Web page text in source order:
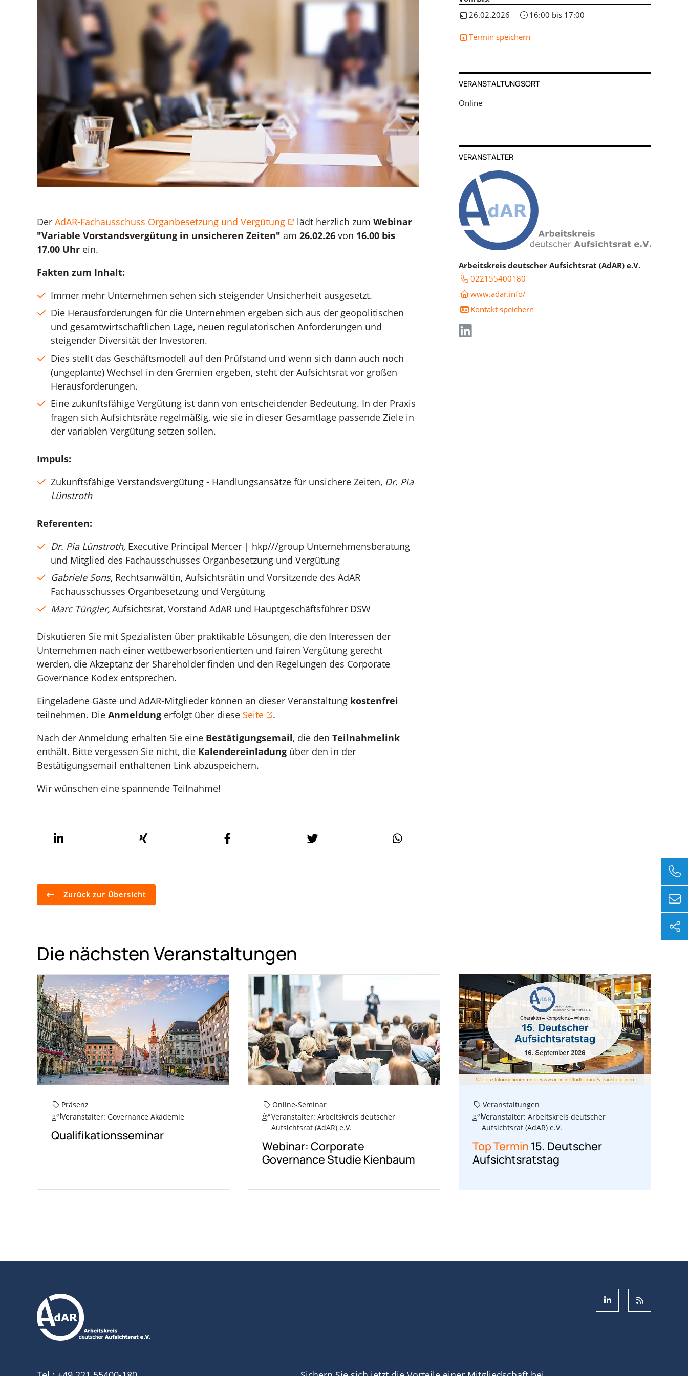
Der AdAR-Fachausschuss Organbesetzung und Vergütung lädt herzlich zum Webinar
"Variable Vorstandsvergütung in unsicheren Zeiten" am 26.02.26 von 16.00 bis
17.00 Uhr ein.
Fakten zum Inhalt:
Immer mehr Unternehmen sehen sich steigender Unsicherheit ausgesetzt.
Die Herausforderungen für die Unternehmen ergeben sich aus der geopolitischen
und gesamtwirtschaftlichen Lage, neuen regulatorischen Anforderungen und
steigender Diversität der Investoren.
Dies stellt das Geschäftsmodell auf den Prüfstand und wenn sich dann auch noch
(ungeplante) Wechsel in den Gremien ergeben, steht der Aufsichtsrat vor großen
Herausforderungen.
Eine zukunftsfähige Vergütung ist dann von entscheidender Bedeutung. In der Praxis
fragen sich Aufsichtsräte regelmäßig, wie sie in dieser Gesamtlage passende Ziele in
der variablen Vergütung setzen sollen.
Impuls:
Zukunftsfähige Verstandsvergütung - Handlungsansätze für unsichere Zeiten, Dr. Pia
Lünstroth
Referenten:
Dr. Pia Lünstroth, Executive Principal Mercer | hkp///group Unternehmensberatung
und Mitglied des Fachausschusses Organbesetzung und Vergütung
Gabriele Sons, Rechtsanwältin, Aufsichtsrätin und Vorsitzende des AdAR
Fachausschusses Organbesetzung und Vergütung
Marc Tüngler, Aufsichtsrat, Vorstand AdAR und Hauptgeschäftsführer DSW
Diskutieren Sie mit Spezialisten über praktikable Lösungen, die den Interessen der
Unternehmen nach einer wettbewerbsorientierten und fairen Vergütung gerecht
werden, die Akzeptanz der Shareholder finden und den Regelungen des Corporate
Governance Kodex entsprechen.
Eingeladene Gäste und AdAR-Mitglieder können an dieser Veranstaltung kostenfrei
teilnehmen. Die Anmeldung erfolgt über diese Seite
.
Nach der Anmeldung erhalten Sie eine Bestätigungsemail, die den Teilnahmelink
enthält. Bitte vergessen Sie nicht, die Kalendereinladung über den in der
Bestätigungsemail enthaltenen Link abzuspeichern.
Wir wünschen eine spannende Teilnahme!
26.02.2026
16:00 bis 17:00
Termin speichern
VERANSTALTUNGSORT
Online
VERANSTALTER
Arbeitskreis deutscher Aufsichtsrat (AdAR) e.V.
022155400180
www.adar.info/
Kontakt speichern
Zurück zur Übersicht
Die nächsten Veranstaltungen
Präsenz
Veranstalter: Governance Akademie
Qualifikationsseminar
Online-Seminar
Veranstalter: Arbeitskreis deutscher
Aufsichtsrat (AdAR) e.V.
Webinar: Corporate
Governance Studie Kienbaum
Veranstaltungen
Veranstalter: Arbeitskreis deutscher
Aufsichtsrat (AdAR) e.V.
Top Termin 15. Deutscher
Aufsichtsratstag